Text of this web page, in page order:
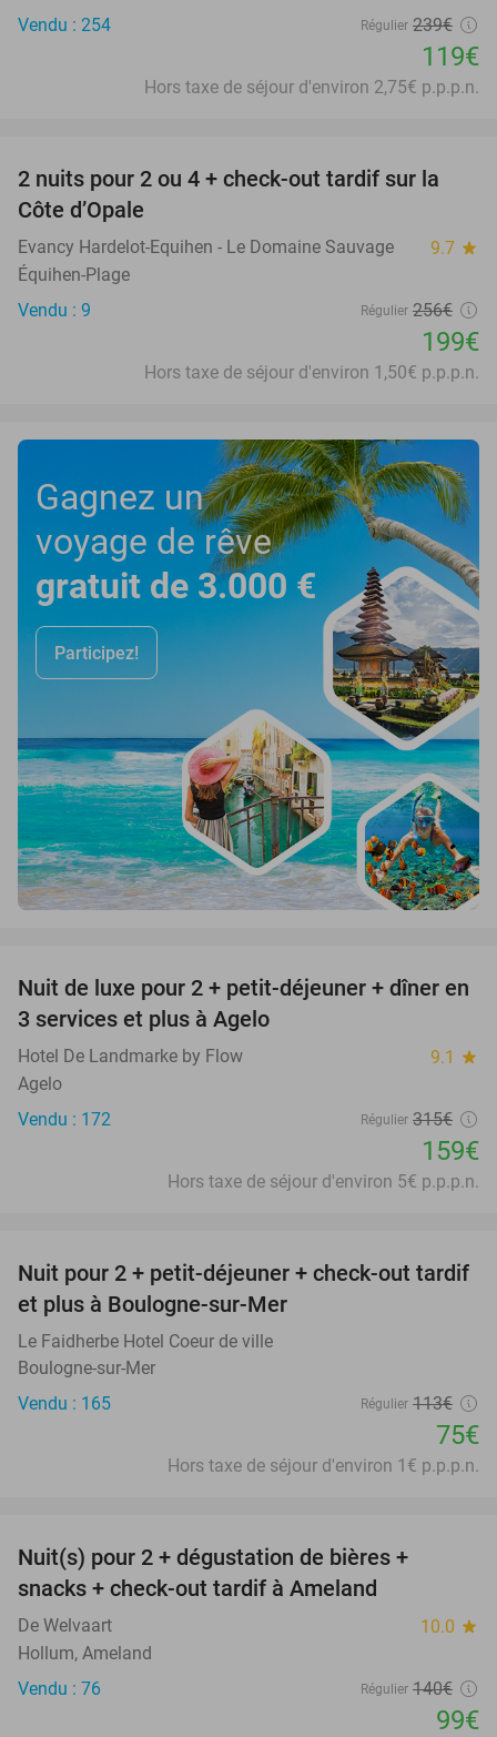
Vendu : 254 Régulier 239€
119€
Hors taxe de séjour d'environ 2,75€ p.p.p.n.
22%
2 nuits pour 2 ou 4 + check-out tardif sur la
Côte d’Opale
Evancy Hardelot-Equihen - Le Domaine Sauvage 9.7 star
Équihen-Plage
Vendu : 9
Régulier 256€
199€
Hors taxe de séjour d'environ 1,50€ p.p.p.n.
Gagnez un
voyage de rêve
gratuit de 3.000 €
Participez!
50%
Nuit de luxe pour 2 + petit-déjeuner + dîner en
3 services et plus à Agelo
Hotel De Landmarke by Flow 9.1 star
Agelo
Vendu : 172
Régulier 315€
159€
Hors taxe de séjour d'environ 5€ p.p.p.n.
34%
Nuit pour 2 + petit-déjeuner + check-out tardif
et plus à Boulogne-sur-Mer
Le Faidherbe Hotel Coeur de ville
Boulogne-sur-Mer
Vendu : 165
Régulier 113€
75€
Hors taxe de séjour d'environ 1€ p.p.p.n.
Nuit(s) pour 2 + dégustation de bières +
snacks + check-out tardif à Ameland
De Welvaart 10.0 star
Hollum, Ameland
Vendu : 76
Régulier 140€
99€